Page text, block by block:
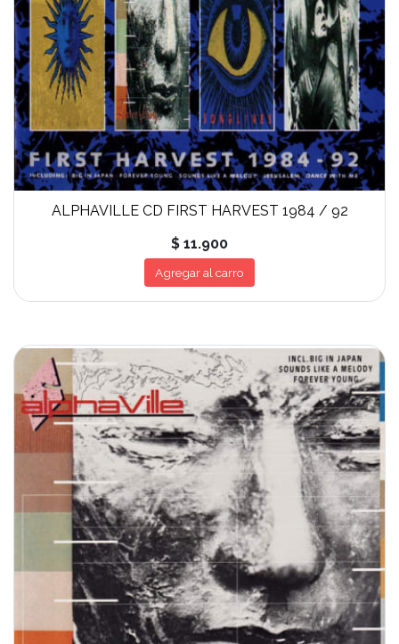
ALPHAVILLE CD FIRST HARVEST 1984 / 92
$ 11.900
Agregar al carro